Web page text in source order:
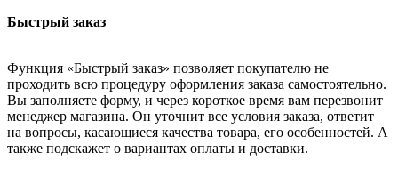
Быстрый заказ
Функция «Быстрый заказ» позволяет покупателю не
проходить всю процедуру оформления заказа самостоятельно.
Вы заполняете форму, и через короткое время вам перезвонит
менеджер магазина. Он уточнит все условия заказа, ответит
на вопросы, касающиеся качества товара, его особенностей. А
также подскажет о вариантах оплаты и доставки.